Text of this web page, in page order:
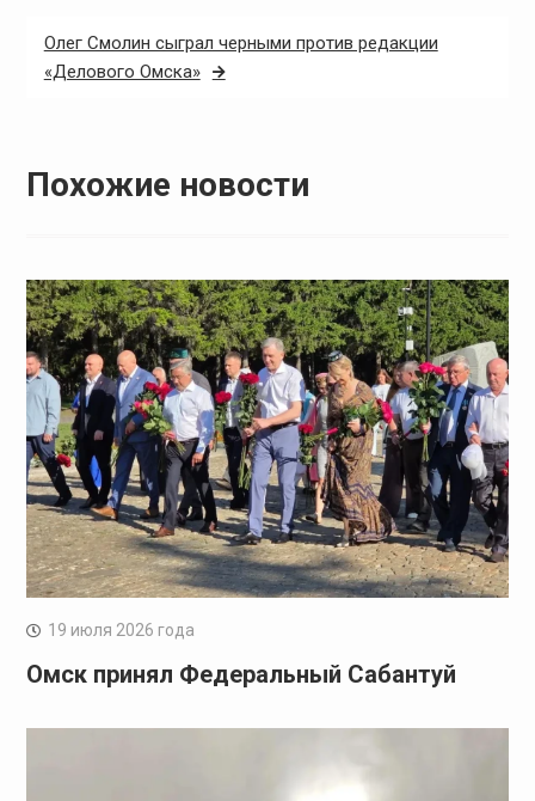
Олег Смолин сыграл черными против редакции
«Делового Омска»
Похожие новости
19 июля 2026 года
Омск принял Федеральный Сабантуй